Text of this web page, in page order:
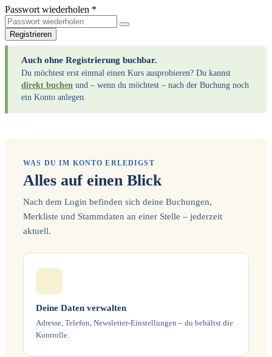
Passwort wiederholen *
Registrieren
Auch ohne Registrierung buchbar.
Du möchtest erst einmal einen Kurs ausprobieren? Du kannst
direkt buchen und – wenn du möchtest – nach der Buchung noch
ein Konto anlegen.
WAS DU IM KONTO ERLEDIGST
Alles auf einen Blick
Nach dem Login befinden sich deine Buchungen,
Merkliste und Stammdaten an einer Stelle – jederzeit
aktuell.
Deine Daten verwalten
Adresse, Telefon, Newsletter-Einstellungen – du behältst die
Kontrolle.